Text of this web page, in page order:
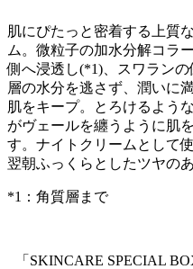
肌にぴたっと密着する上質
ム。微粒子の加水分解コラ
側へ浸透し(*1)、スワランの
層の水分を逃さず、潤いに
肌をキープ。とろけるよう
がヴェールを纏うように肌
す。ナイトクリームとして
翌朝ふっくらとしたツヤのあ
*1：角質層まで
「SKINCARE SPECIAL